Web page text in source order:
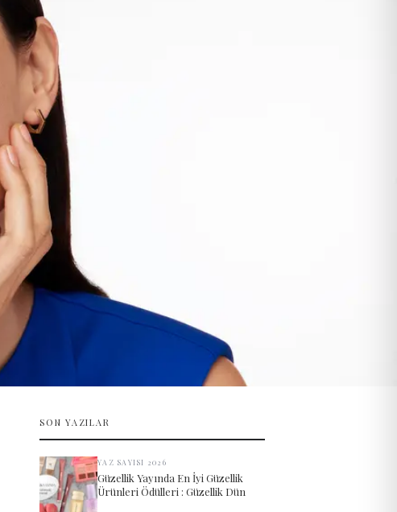
SON YAZILAR
YAZ SAYISI 2026
Güzellik Yayında En İyi Güzellik
Ürünleri Ödülleri : Güzellik Dün